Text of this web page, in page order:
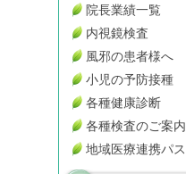
院長業績一覧
内視鏡検査
風邪の患者様へ
小児の予防接種
各種健康診断
各種検査のご案内
地域医療連携パス